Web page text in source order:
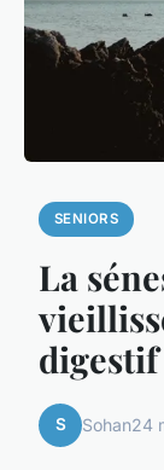
SENIORS
La
digestif
S Sohan24